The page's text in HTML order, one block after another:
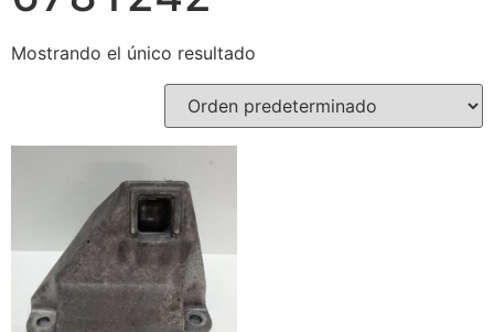
Mostrando el único resultado